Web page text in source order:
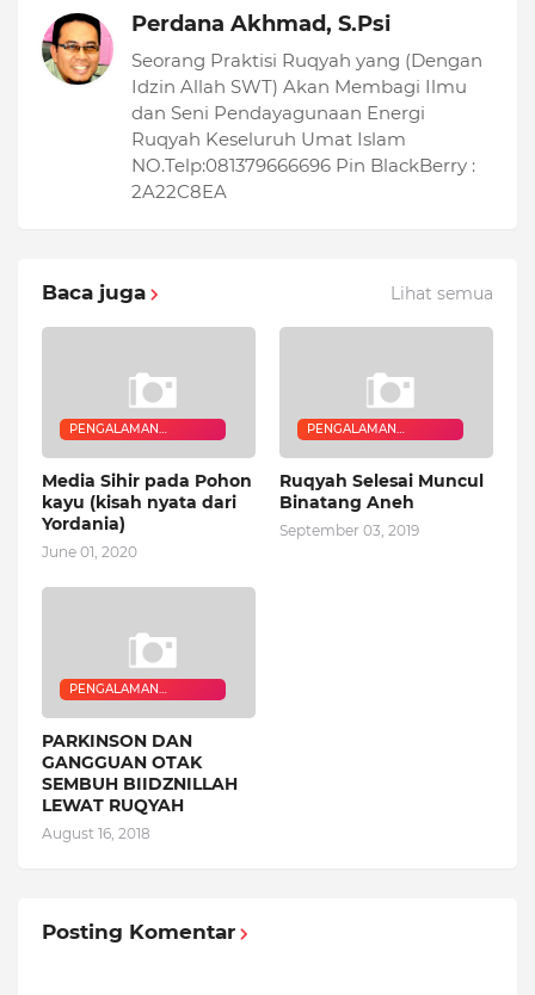
Perdana Akhmad, S.Psi
Seorang Praktisi Ruqyah yang (Dengan
Idzin Allah SWT) Akan Membagi Ilmu
dan Seni Pendayagunaan Energi
Ruqyah Keseluruh Umat Islam
NO.Telp:081379666696 Pin BlackBerry :
2A22C8EA
Baca juga Lihat semua
PENGALAMAN
Media Sihir pada Pohon
kayu (kisah nyata dari
Yordania)
June 01, 2020
PENGALAMAN
Ruqyah Selesai Muncul
Binatang Aneh
September 03, 2019
PENGALAMAN
PARKINSON DAN
GANGGUAN OTAK
SEMBUH BIIDZNILLAH
LEWAT RUQYAH
August 16, 2018
Posting Komentar